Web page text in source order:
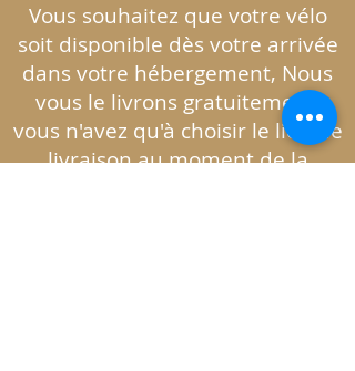
Vous souhaitez que votre vélo
soit disponible dès votre arrivée
dans votre hébergement, Nous
vous le livrons gratuitement,
vous n'avez qu'à choisir le lieu de
livraison au moment de la